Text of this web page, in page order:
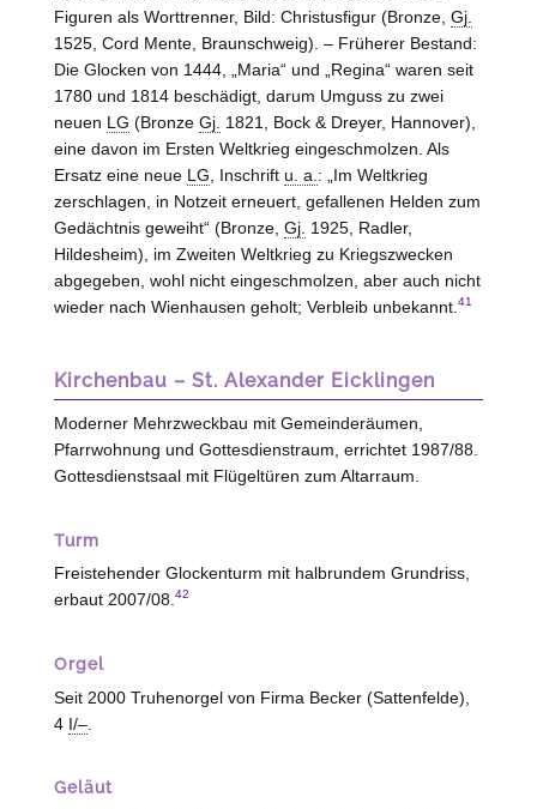
Figuren als Worttrenner, Bild: Christusfigur (Bronze, Gj.
1525, Cord Mente, Braunschweig). – Früherer Bestand:
Die Glocken von 1444, „Maria“ und „Regina“ waren seit
1780 und 1814 beschädigt, darum Umguss zu zwei
neuen LG (Bronze Gj. 1821, Bock & Dreyer, Hannover),
eine davon im Ersten Weltkrieg eingeschmolzen. Als
Ersatz eine neue LG, Inschrift u. a.: „Im Weltkrieg
zerschlagen, in Notzeit erneuert, gefallenen Helden zum
Gedächtnis geweiht“ (Bronze, Gj. 1925, Radler,
Hildesheim), im Zweiten Weltkrieg zu Kriegszwecken
abgegeben, wohl nicht eingeschmolzen, aber auch nicht
wieder nach Wienhausen geholt; Verbleib unbekannt.41
Kirchenbau – St. Alexander Eicklingen
Moderner Mehrzweckbau mit Gemeinderäumen,
Pfarrwohnung und Gottesdienstraum, errichtet 1987/88.
Gottesdienstsaal mit Flügeltüren zum Altarraum.
Turm
Freistehender Glockenturm mit halbrundem Grundriss,
erbaut 2007/08.42
Orgel
Seit 2000 Truhenorgel von Firma Becker (Sattenfelde),
4 I/–.
Geläut